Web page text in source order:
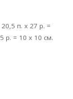
п. х 27 р. =
р. = 10 х 10 см.